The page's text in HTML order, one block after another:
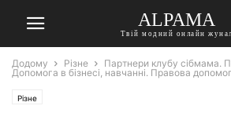
ALPAMA
Твій модний онлайн жунал
Додому Різне
Партнери клубу сібмама.
Допомога в бізнесі, навчанні. Правова
Різне